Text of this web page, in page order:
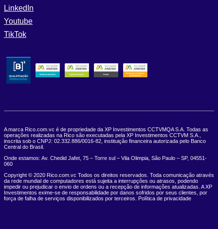
LinkedIn
Youtube
TikTok
A marca Rico.com.vc é de propriedade da XP Investimentos CCTVMQA S.A. Todas as
operações realizadas na Rico são executadas pela XP Investimentos CCTVM S.A.,
inscrita sob o CNPJ: 02.332.886/0016-82, instituição financeira autorizada pelo Banco
Central do Brasil.
Onde estamos: Av. Chedid Jafet, 75 – Torre sul – Vila Olimpia, São Paulo – SP, 04551-
060
Copyright © 2020 Rico.com.vc Todos os direitos reservados. Toda comunicação através
da rede mundial de computadores está sujeita a interrupções ou atrasos, podendo
impedir ou prejudicar o envio de ordens ou a recepção de informações atualizadas. A XP
Investimentos exime-se de responsabilidade por danos sofridos por seus clientes, por
força de falha de serviços disponibilizados por terceiros. Política de privacidade